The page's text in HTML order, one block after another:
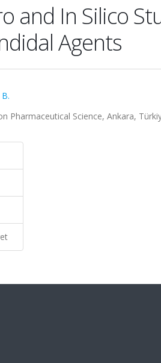
and In Silico
Agents
B.
Pharmaceutical Science, Ankara,